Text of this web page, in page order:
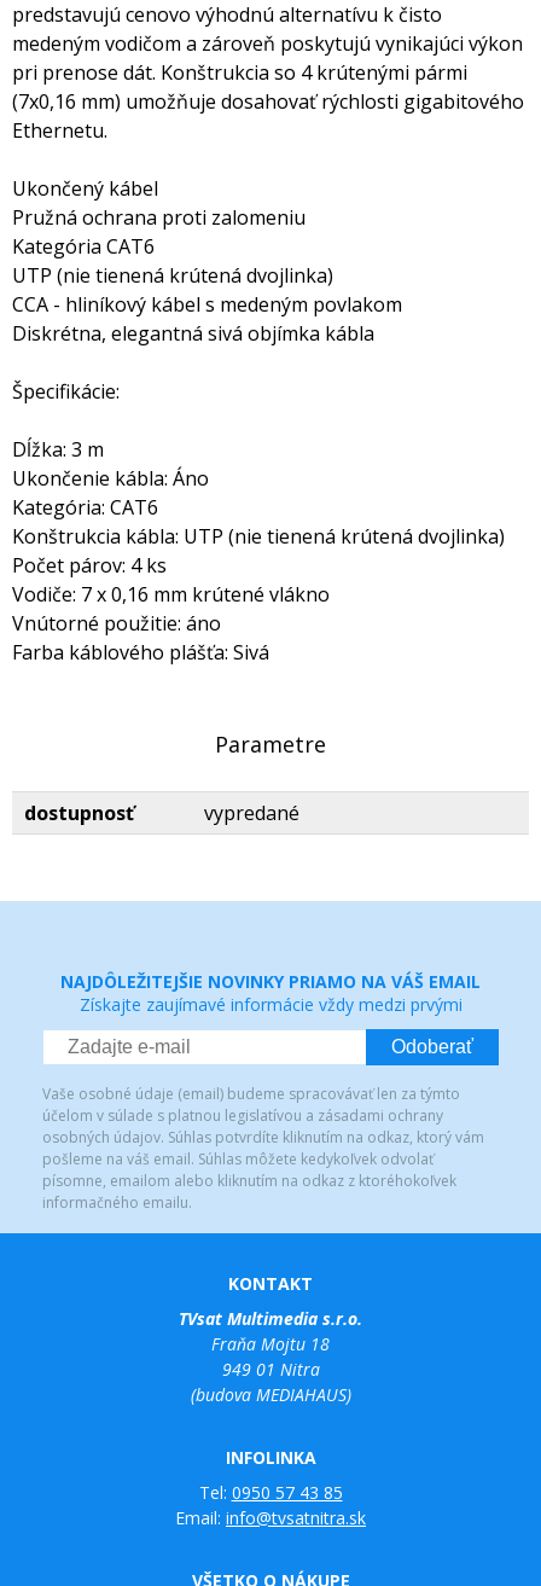
predstavujú cenovo výhodnú alternatívu k čisto
medeným vodičom a zároveň poskytujú vynikajúci výkon
pri prenose dát. Konštrukcia so 4 krútenými pármi
(7x0,16 mm) umožňuje dosahovať rýchlosti gigabitového
Ethernetu.
Ukončený kábel
Pružná ochrana proti zalomeniu
Kategória CAT6
UTP (nie tienená krútená dvojlinka)
CCA - hliníkový kábel s medeným povlakom
Diskrétna, elegantná sivá objímka kábla
Špecifikácie:
Dĺžka: 3 m
Ukončenie kábla: Áno
Kategória: CAT6
Konštrukcia kábla: UTP (nie tienená krútená dvojlinka)
Počet párov: 4 ks
Vodiče: 7 x 0,16 mm krútené vlákno
Vnútorné použitie: áno
Farba káblového plášťa: Sivá
Parametre
dostupnosť vypredané
NAJDÔLEŽITEJŠIE NOVINKY PRIAMO NA VÁŠ EMAIL
Získajte zaujímavé informácie vždy medzi prvými
Odoberať
Vaše osobné údaje (email) budeme spracovávať len za týmto
účelom v súlade s platnou legislatívou a zásadami ochrany
osobných údajov. Súhlas potvrdíte kliknutím na odkaz, ktorý vám
pošleme na váš email. Súhlas môžete kedykoľvek odvolať
písomne, emailom alebo kliknutím na odkaz z ktoréhokoľvek
informačného emailu.
KONTAKT
TVsat Multimedia s.r.o.
Fraňa Mojtu 18
949 01 Nitra
(budova MEDIAHAUS)
INFOLINKA
Tel: 0950 57 43 85
Email: info@tvsatnitra.sk
VŠETKO O NÁKUPE